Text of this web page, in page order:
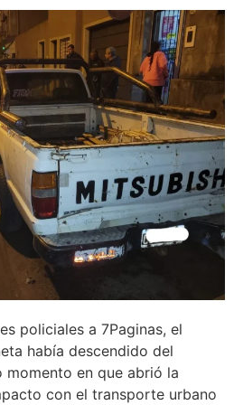
policiales a 7Paginas, el
había descendido del
momento en que abrió la
con el transporte urbano